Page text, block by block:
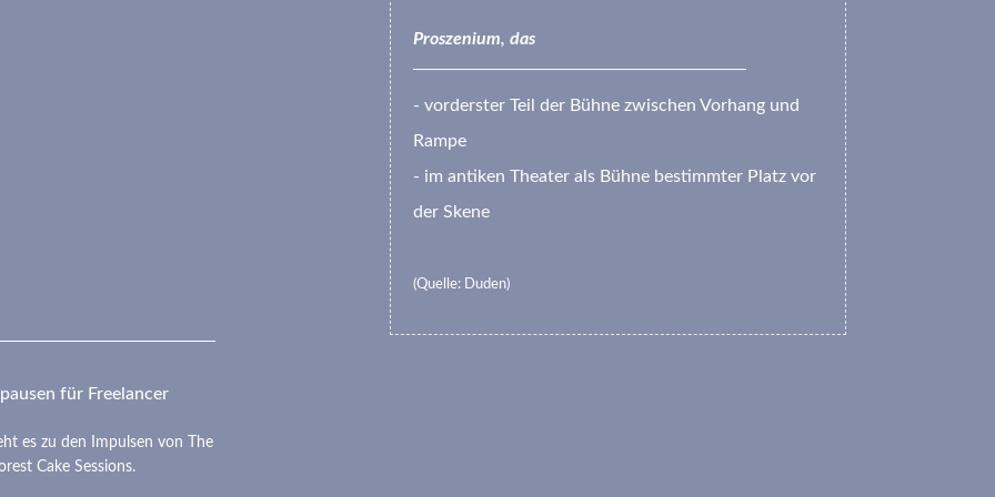
für Freelancer
es zu den Impulsen von The
Cake Sessions.
Proszenium, das
- vorderster Teil der Bühne zwischen Vorhang und
Rampe
- im antiken Theater als Bühne bestimmter Platz vor
der Skene
(Quelle: Duden)